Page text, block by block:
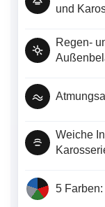
und
Regen-
Weiche
5